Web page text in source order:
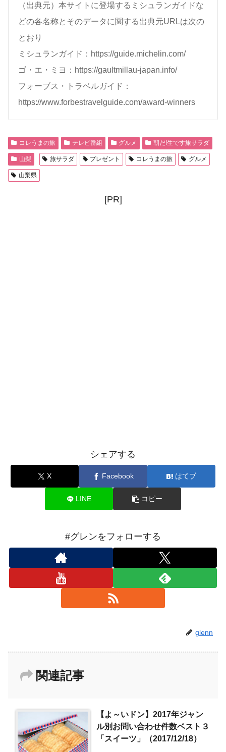
（出典元）本サイトに登場するミシュランガイドな
どの各名称とそのデータに関する出典元URLは次の
とおり
ミシュランガイド：https://guide.michelin.com/
ゴ・エ・ミヨ：https://gaultmillau-japan.info/
フォーブス・トラベルガイド：
https://www.forbestravelguide.com/award-winners
コレうまの旅 テレビ番組 グルメ 朝だ!生です旅サラダ
山梨 旅サラダ プレゼント コレうまの旅 グルメ
山梨県
[PR]
シェアする
X Facebook はてブ
LINE コピー
#グレンをフォローする
glenn
関連記事
【よ～いドン】2017年ジャン
ル別お問い合わせ件数ベスト３
「スイーツ」（2017/12/18）